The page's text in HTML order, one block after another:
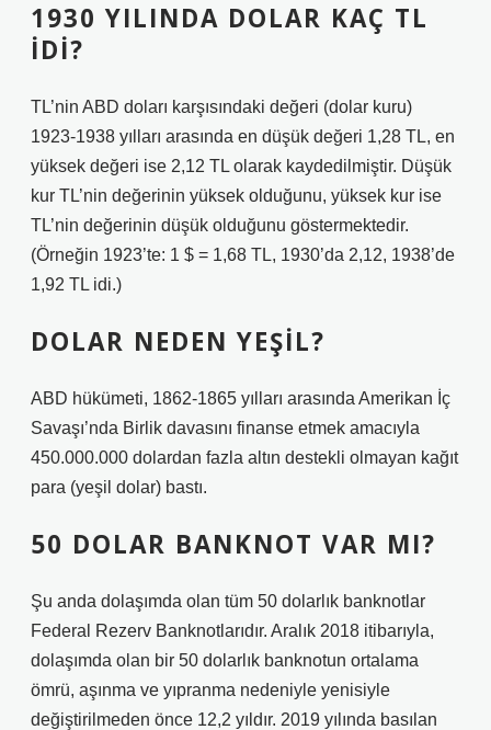
1930 YILINDA DOLAR KAÇ TL
IDI?
TL’nin ABD doları karşısındaki değeri (dolar kuru)
1923-1938 yılları arasında en düşük değeri 1,28 TL, en
yüksek değeri ise 2,12 TL olarak kaydedilmiştir. Düşük
kur TL’nin değerinin yüksek olduğunu, yüksek kur ise
TL’nin değerinin düşük olduğunu göstermektedir.
(Örneğin 1923’te: 1 $ = 1,68 TL, 1930’da 2,12, 1938’de
1,92 TL idi.)
DOLAR NEDEN YEŞIL?
ABD hükümeti, 1862-1865 yılları arasında Amerikan İç
Savaşı’nda Birlik davasını finanse etmek amacıyla
450.000.000 dolardan fazla altın destekli olmayan kağıt
para (yeşil dolar) bastı.
50 DOLAR BANKNOT VAR MI?
Şu anda dolaşımda olan tüm 50 dolarlık banknotlar
Federal Rezerv Banknotlarıdır. Aralık 2018 itibarıyla,
dolaşımda olan bir 50 dolarlık banknotun ortalama
ömrü, aşınma ve yıpranma nedeniyle yenisiyle
değiştirilmeden önce 12,2 yıldır. 2019 yılında basılan